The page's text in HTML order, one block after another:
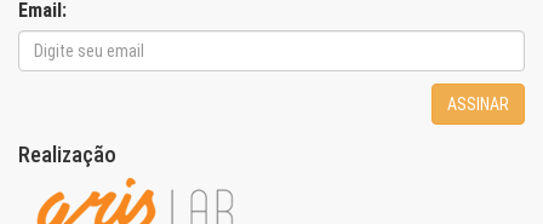
Email:
ASSINAR
Realização